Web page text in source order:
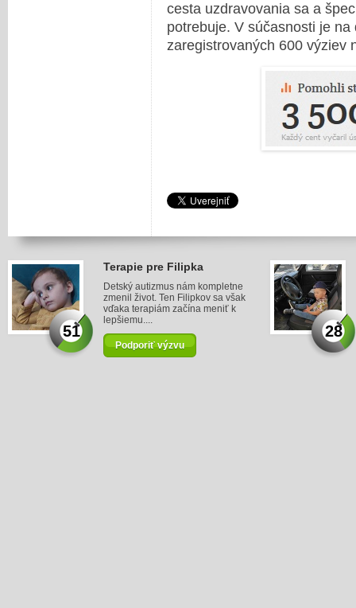
cesta uzdravovania sa a
potrebuje. V súčasnosti je
zaregistrovaných 600 výziev
51
Terapie pre Filipka
Detský autizmus nám kompletne
zmenil život. Ten Filipkov sa však
vďaka terapiám začína meniť k
lepšiemu....
Podporiť výzvu
28